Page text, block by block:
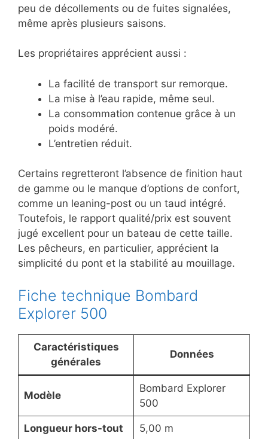
peu de décollements ou de fuites signalées,
même après plusieurs saisons.
Les propriétaires apprécient aussi :
La facilité de transport sur remorque.
La mise à l’eau rapide, même seul.
La consommation contenue grâce à un
poids modéré.
L’entretien réduit.
Certains regretteront l’absence de finition haut
de gamme ou le manque d’options de confort,
comme un leaning-post ou un taud intégré.
Toutefois, le rapport qualité/prix est souvent
jugé excellent pour un bateau de cette taille.
Les pêcheurs, en particulier, apprécient la
simplicité du pont et la stabilité au mouillage.
Fiche technique Bombard
Explorer 500
Caractéristiques
générales
Données
Modèle
Bombard Explorer
500
Longueur hors-tout 5,00 m